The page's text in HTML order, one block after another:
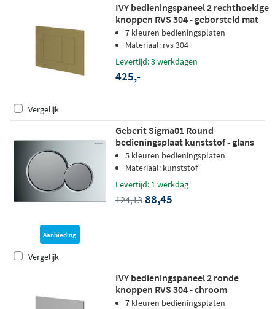
IVY bedieningspaneel 2 rechthoekige
knoppen RVS 304 - geborsteld mat
goud PVD
7 kleuren bedieningsplaten
Materiaal: rvs 304
Levertijd: 3 werkdagen
425,-
Vergelijk
Aanbieding
Geberit Sigma01 Round
bedieningsplaat kunststof - glans
chroom - knoppen mat-chroom
5 kleuren bedieningsplaten
Materiaal: kunststof
Levertijd: 1 werkdag
124,13 88,45
Vergelijk
IVY bedieningspaneel 2 ronde
knoppen RVS 304 - chroom
7 kleuren bedieningsplaten